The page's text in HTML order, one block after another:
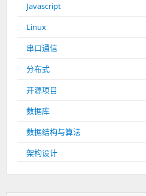
Javascript
Linux
串口通信
分布式
开源项目
数据库
数据结构与算法
架构设计